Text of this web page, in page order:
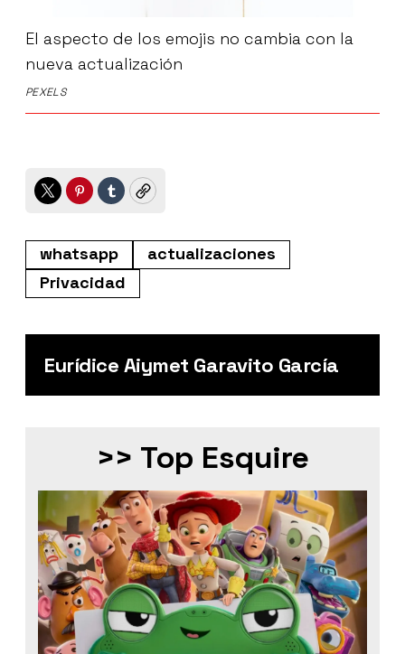
El aspecto de los emojis no cambia con la
nueva actualización
PEXELS
TwitterPinterest
TumblrCopy
whatsapp
actualizaciones
Privacidad
Eurídice Aiymet Garavito García
>> Top Esquire